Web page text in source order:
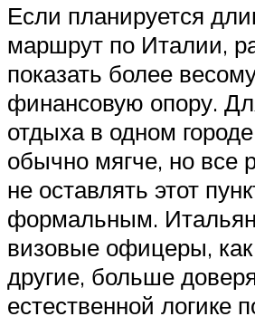
Если планируется
маршрут по Италии,
показать более
финансовую опору.
отдыха в одном
обычно мягче, но все
не оставлять этот
формальным.
визовые офицеры,
другие, больше
естественной логике